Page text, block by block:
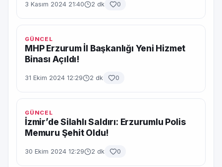
3 Kasım 2024 21:40 2 dk 0
GÜNCEL
MHP Erzurum İl Başkanlığı Yeni Hizmet
Binası Açıldı!
31 Ekim 2024 12:29 2 dk 0
GÜNCEL
İzmir’de Silahlı Saldırı: Erzurumlu Polis
Memuru Şehit Oldu!
30 Ekim 2024 12:29 2 dk 0